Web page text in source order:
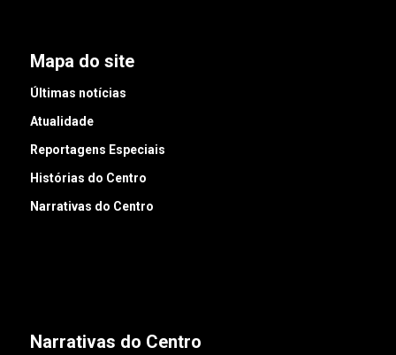
Mapa do site
Últimas notícias
Atualidade
Reportagens Especiais
Histórias do Centro
Narrativas do Centro
Narrativas do Centro